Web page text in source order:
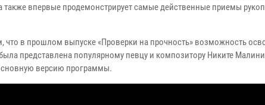
также впервые продемонстрирует самые действенные приемы
что в прошлом выпуске «Проверки на прочность» возможность
представлена популярному певцу и композитору Никите
версию программы.